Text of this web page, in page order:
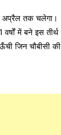
तक चलेगा।
में बने इस
जिन चौबीसी